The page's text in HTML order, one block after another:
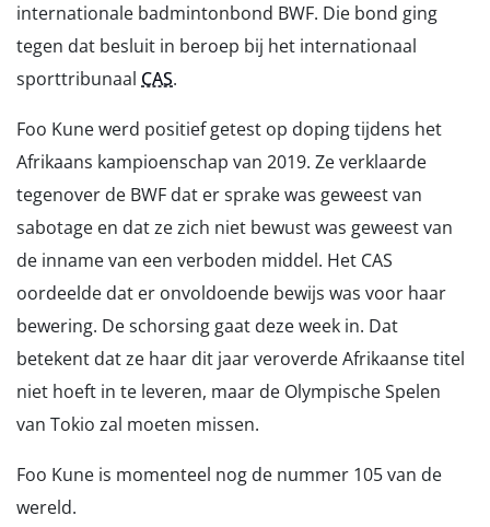
internationale badmintonbond BWF. Die bond ging
tegen dat besluit in beroep bij het internationaal
sporttribunaal CAS.
Foo Kune werd positief getest op doping tijdens het
Afrikaans kampioenschap van 2019. Ze verklaarde
tegenover de BWF dat er sprake was geweest van
sabotage en dat ze zich niet bewust was geweest van
de inname van een verboden middel. Het CAS
oordeelde dat er onvoldoende bewijs was voor haar
bewering. De schorsing gaat deze week in. Dat
betekent dat ze haar dit jaar veroverde Afrikaanse titel
niet hoeft in te leveren, maar de Olympische Spelen
van Tokio zal moeten missen.
Foo Kune is momenteel nog de nummer 105 van de
wereld.